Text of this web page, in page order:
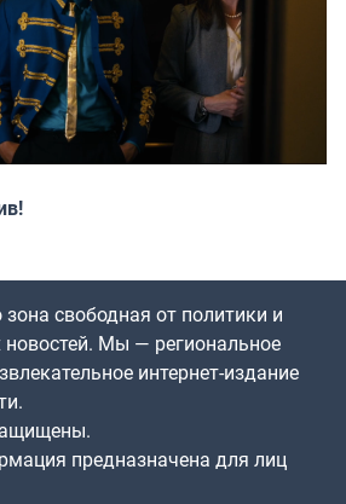
свободная от политики и
Мы — региональное
интернет-издание
предназначена для лиц